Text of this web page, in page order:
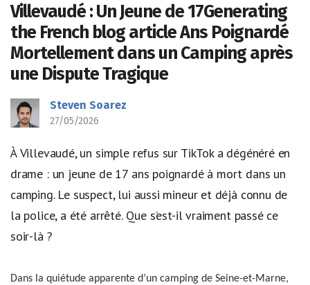
Villevaudé : Un Jeune de 17Generating
the French blog article Ans Poignardé
Mortellement dans un Camping après
une Dispute Tragique
Steven Soarez
27/05/2026
À Villevaudé, un simple refus sur TikTok a dégénéré en
drame : un jeune de 17 ans poignardé à mort dans un
camping. Le suspect, lui aussi mineur et déjà connu de
la police, a été arrêté. Que s’est-il vraiment passé ce
soir-là ?
Dans la quiétude apparente d’un camping de Seine-et-Marne,